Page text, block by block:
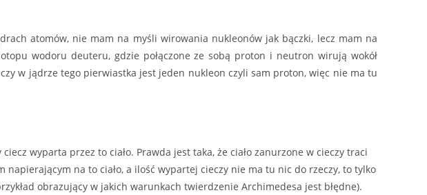
atomów, nie mam na myśli wirowania nukleonów jak bączki, lecz mam na
wodoru deuteru, gdzie połączone ze sobą proton i neutron wirują wokół
w jądrze tego pierwiastka jest jeden nukleon czyli sam proton, więc nie ma tu
wyparta przez to ciało. Prawda jest taka, że ciało zanurzone w cieczy traci
na to ciało, a ilość wypartej cieczy nie ma tu nic do rzeczy, to tylko
obrazujący w jakich warunkach twierdzenie Archimedesa jest błędne).